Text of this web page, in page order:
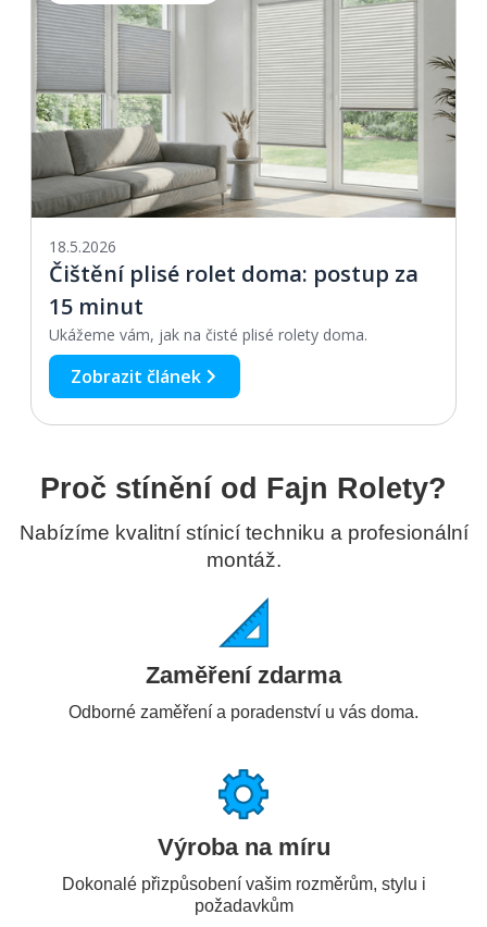
18.5.2026
Čištění plisé rolet doma: postup za
15 minut
Ukážeme vám, jak na čisté plisé rolety doma.
Zobrazit článek
Proč stínění od Fajn Rolety?
Nabízíme kvalitní stínicí techniku a profesionální
montáž.
Zaměření zdarma
Odborné zaměření a poradenství u vás doma.
Výroba na míru
Dokonalé přizpůsobení vašim rozměrům, stylu i
požadavkům